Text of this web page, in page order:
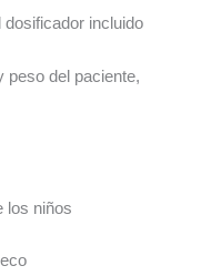
incluido
peso del paciente,
los niños